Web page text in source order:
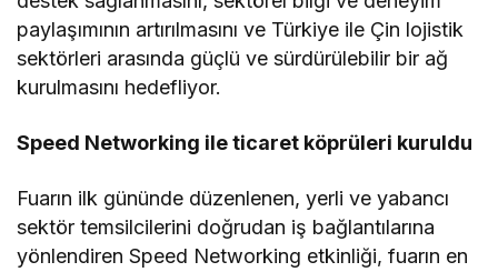
paylaşımının artırılmasını ve Türkiye ile Çin lojistik
sektörleri arasında güçlü ve sürdürülebilir bir ağ
kurulmasını hedefliyor.
Speed Networking ile ticaret köprüleri kuruldu
Fuarın ilk gününde düzenlenen, yerli ve yabancı
sektör temsilcilerini doğrudan iş bağlantılarına
yönlendiren Speed Networking etkinliği, fuarın en